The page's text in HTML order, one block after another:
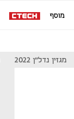
מוסף
מגזין נדל"ן 2022